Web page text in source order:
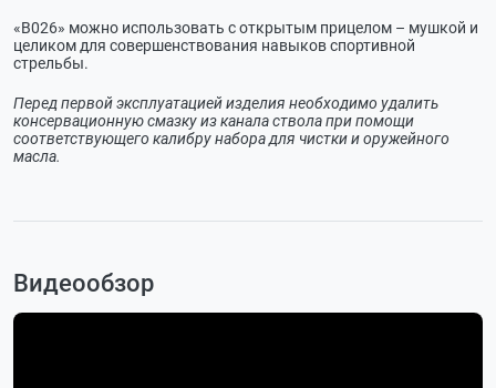
«В026» можно использовать с открытым прицелом – мушкой и
целиком для совершенствования навыков спортивной
стрельбы.
Перед первой эксплуатацией изделия необходимо удалить
консервационную смазку из канала ствола при помощи
соответствующего калибру набора для чистки и оружейного
масла.
Видеообзор